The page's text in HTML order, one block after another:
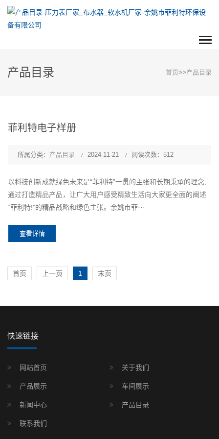
产品目录 首页>>产品目录
菲利特电子样册
所属分类： 产品目录 2024-11-21 阅读次数：512
以科技创新成就绿色未来是“菲利特”一贯的主张和长期秉承的理念,
通过打造精品产品，让广大用户感受精致生活向大家更全面的阐述
“菲利特!”的精品战略和绿色主张。余姚市菲···
查看详情
首页 上一页 1 末页
快速链接
网站首页 关于我们
产品展示 车间展示
新闻中心 产品目录
联系我们